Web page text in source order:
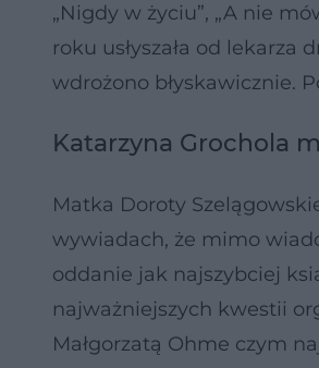
„Nigdy w życiu”, „A nie
roku usłyszała od lekarza
wdrożono błyskawicznie.
Katarzyna Grochola
Matka Doroty
wywiadach, że mimo
oddanie jak najszybciej
najważniejszych kwestii
Małgorzatą Ohme czym